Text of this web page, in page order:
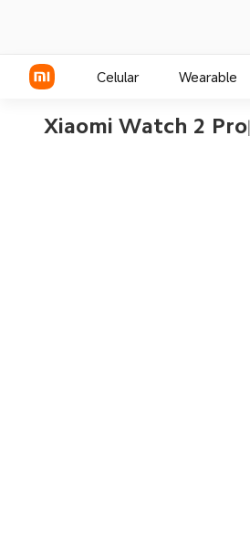
Celular Wearable
Xiaomi Watch 2 Pro